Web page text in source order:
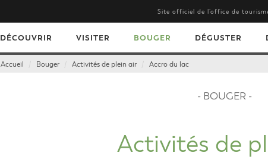
Site officiel de l’office de
DÉCOUVRIR VISITER BOUGER DÉGUSTER
Accueil Bouger Activités de plein air Accro du lac
- BOUGER -
Activités de